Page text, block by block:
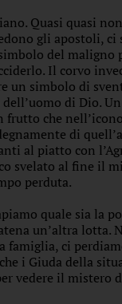
Quasi quasi
gli apostoli,
del maligno
Il corvo
un simbolo di
di Dio.
che
di
al piatto con
svelato al fine il
perduta.
quale sia la
un’altra
famiglia, ci
i Giuda della
vedere il mistero